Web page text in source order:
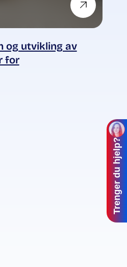
og utvikling av
for
Trenger du hjelp?